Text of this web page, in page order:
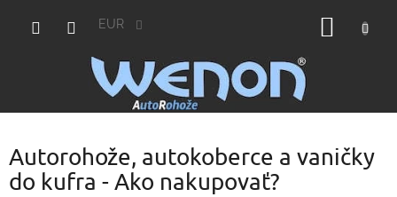
EUR
Autorohože, autokoberce a vaničky
do kufra - Ako nakupovať?